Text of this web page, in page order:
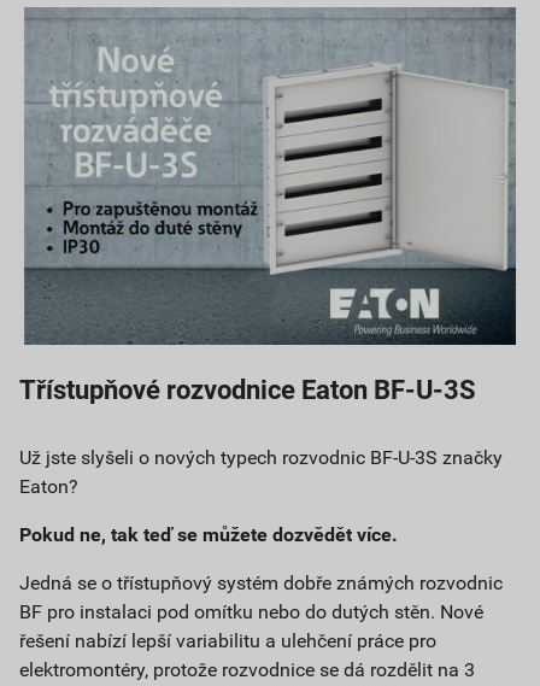
Třístupňové rozvodnice Eaton BF-U-3S
Už jste slyšeli o nových typech rozvodnic BF-U-3S značky
Eaton?
Pokud ne, tak teď se můžete dozvědět více.
Jedná se o třístupňový systém dobře známých rozvodnic
BF pro instalaci pod omítku nebo do dutých stěn. Nové
řešení nabízí lepší variabilitu a ulehčení práce pro
elektromontéry, protože rozvodnice se dá rozdělit na 3